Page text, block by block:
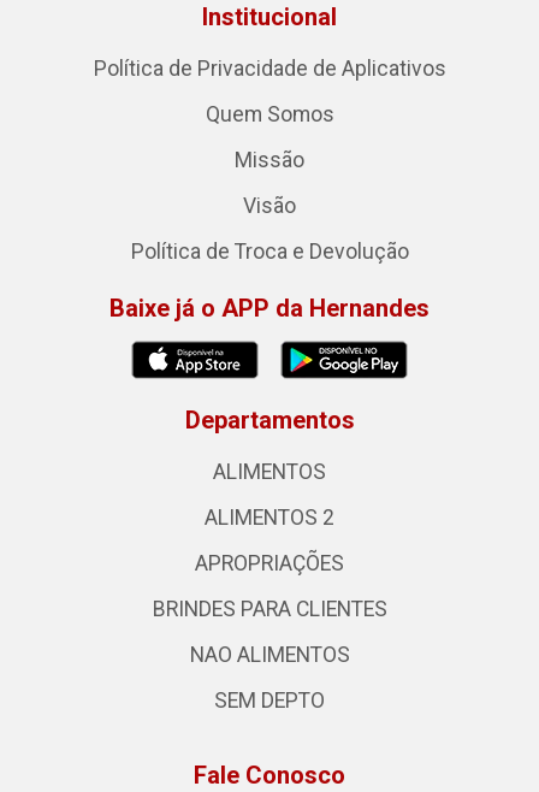
Institucional
Política de Privacidade de Aplicativos
Quem Somos
Missão
Visão
Política de Troca e Devolução
Baixe já o APP da Hernandes
Departamentos
ALIMENTOS
ALIMENTOS 2
APROPRIAÇÕES
BRINDES PARA CLIENTES
NAO ALIMENTOS
SEM DEPTO
Fale Conosco